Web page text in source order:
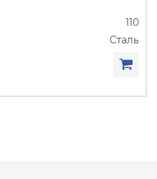
110
Сталь